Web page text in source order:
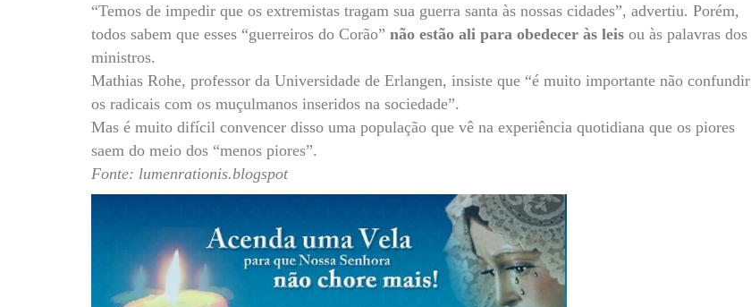
“Temos de impedir que os extremistas tragam sua guerra santa às nossas cidades”, advertiu. Porém,
todos sabem que esses “guerreiros do Corão” não estão ali para obedecer às leis ou às palavras dos
ministros.
Mathias Rohe, professor da Universidade de Erlangen, insiste que “é muito importante não confundir
os radicais com os muçulmanos inseridos na sociedade”.
Mas é muito difícil convencer disso uma população que vê na experiência quotidiana que os piores
saem do meio dos “menos piores”.
Fonte: lumenrationis.blogspot